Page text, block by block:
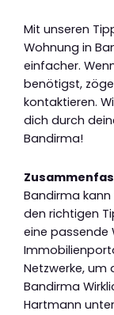
Mit unseren
Wohnung in
einfacher.
benötigst,
kontaktieren.
dich durch
Bandirma!
Bandirma
den richtigen
eine passende
Netzwerke, um
Bandirma
Hartmann